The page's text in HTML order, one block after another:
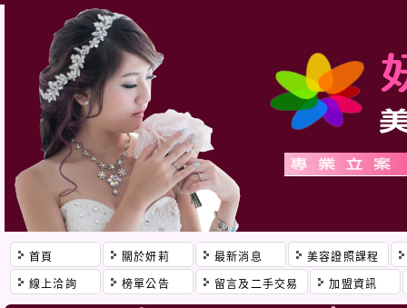
首頁 關於妍莉 最新消息 美容證照課程
線上洽詢 榜單公告 留言及二手交易 加盟資訊